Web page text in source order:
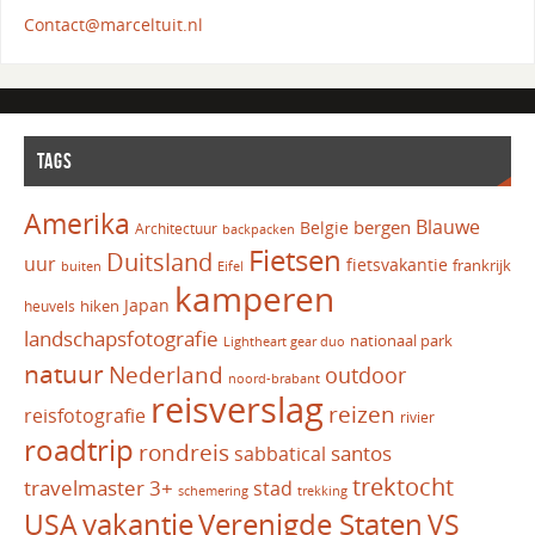
Contact@marceltuit.nl
TAGS
Amerika Architectuur backpacken Belgie bergen Blauwe
uur buiten Duitsland Eifel Fietsen fietsvakantie frankrijk
heuvels hiken Japan kamperen
landschapsfotografie Lightheart gear duo nationaal park
natuur Nederland noord-brabant outdoor
reisfotografie reisverslag reizen rivier
roadtrip rondreis sabbatical santos
travelmaster 3+ schemering stad trekking trektocht
USAvakantieVerenigde StatenVS